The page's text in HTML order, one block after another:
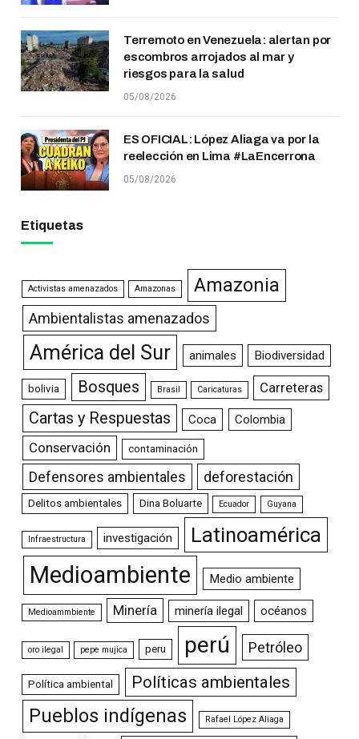
Terremoto en Venezuela: alertan por
escombros arrojados al mar y
riesgos para la salud
05/08/2026
ES OFICIAL: López Aliaga va por la
reelección en Lima #LaEncerrona
05/08/2026
Etiquetas
Activistas amenazados Amazonas Amazonia
Ambientalistas amenazados
América del Sur animales Biodiversidad
bolivia Bosques Brasil Caricaturas Carreteras
Cartas y Respuestas Coca Colombia
Conservación contaminación
Defensores ambientales deforestación
Delitos ambientales Dina Boluarte Ecuador Guyana
Infraestructura investigación Latinoamérica
Medioambiente Medio ambiente
Medioammbiente Minería minería ilegal océanos
oro ilegal pepe mujica peru perú Petróleo
Política ambiental Políticas ambientales
Pueblos indígenas Rafael López Aliaga